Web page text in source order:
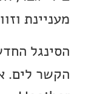
וזווית שונה.
החדש, באופן
לים. את רוב